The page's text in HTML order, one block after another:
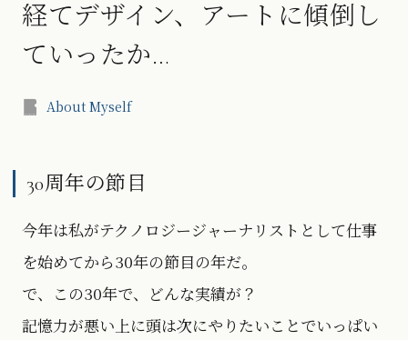
経てデザイン、アートに傾倒し
ていったか…
About Myself
30周年の節目
今年は私がテクノロジージャーナリストとして仕事
を始めてから30年の節目の年だ。
で、この30年で、どんな実績が？
記憶力が悪い上に頭は次にやりたいことでいっぱい